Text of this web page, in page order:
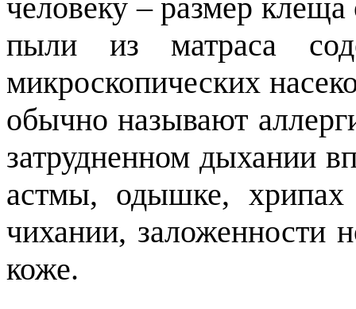
человеку – размер
пыли из матраса
микроскопических
обычно называют
затрудненном дыхании
астмы, одышке, хрипах
чихании, заложенности
коже.